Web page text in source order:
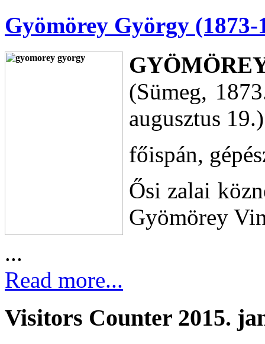
Gyömörey György (1873-
(Sümeg,
augusztus 19.)
főispán,
Ősi zalai
Gyömörey
...
Read more...
Visitors Counter 2015.